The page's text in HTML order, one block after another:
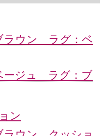
ラウン ラグ：ベ
ージュ ラグ：ブ
ン